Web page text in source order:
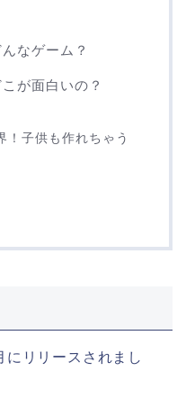
なゲーム？
が面白いの？
！子供も作れちゃう
にリリースされまし